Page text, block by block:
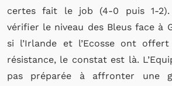
certes fait le job (4-0 puis 1-
vérifier le niveau des Bleus face à
si l’Irlande et l’Ecosse ont
résistance, le constat est là.
pas préparée à affronter une